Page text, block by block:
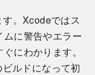
。Xcodeではス
に警告やエラー
にわかります。
ルドになって初